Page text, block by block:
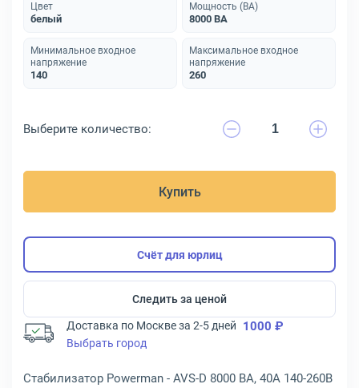
Цвет
белый
Мощность (ВА)
8000 ВА
Минимальное входное
напряжение
140
Максимальное входное
напряжение
260
Выберите количество:
Купить
Счёт для юрлиц
Следить за ценой
Доставка по Москве за 2-5 дней 1000 ₽
Выбрать город
Стабилизатор Powerman - AVS-D 8000 ВА, 40А 140-260В